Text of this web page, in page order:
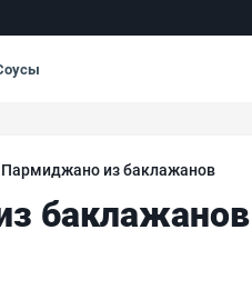
Пармиджано из баклажанов
баклажанов